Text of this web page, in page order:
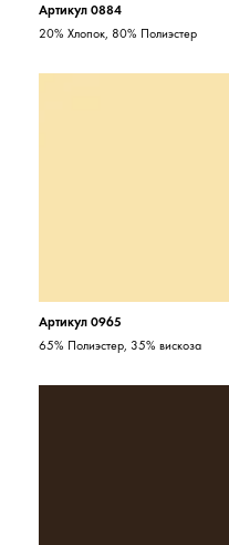
Артикул 0884
20% Хлопок, 80% Полиэстер
Артикул 0965
65% Полиэстер, 35% вискоза